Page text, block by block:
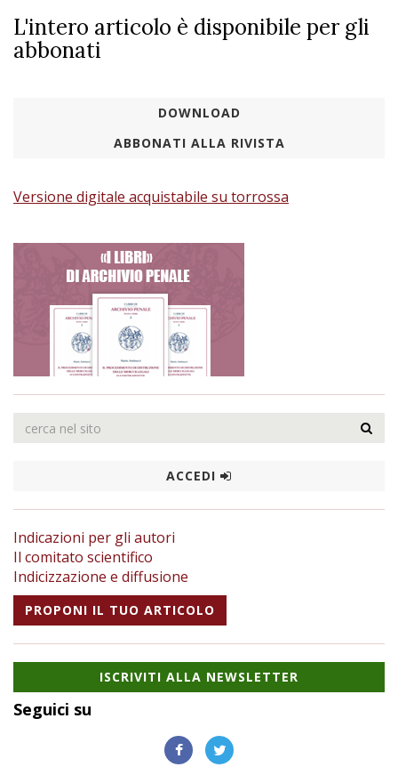
L'intero articolo è disponibile per gli
abbonati
DOWNLOAD
ABBONATI ALLA RIVISTA
Versione digitale acquistabile su torrossa
ACCEDI
Indicazioni per gli autori
Il comitato scientifico
Indicizzazione e diffusione
PROPONI IL TUO ARTICOLO
ISCRIVITI ALLA NEWSLETTER
Seguici su